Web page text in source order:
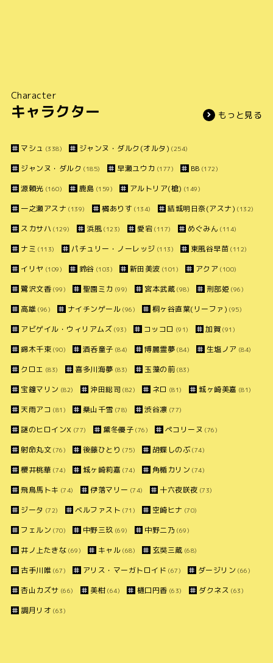
Character
キャラクター もっと見る
マシュ (338) ジャンヌ・ダルク(オルタ) (254)
ジャンヌ・ダルク (185) 早瀬ユウカ (177) BB (172)
源頼光 (160) 鹿島 (159) アルトリア(槍) (149)
一之瀬アスナ (139) 橘ありす (134) 結城明日奈(アスナ) (132)
スカサハ (129) 浜風 (123) 愛宕 (117) めぐみん (114)
ナミ (113) パチュリー・ノーレッジ (113) 東風谷早苗 (112)
イリヤ (109) 鈴谷 (103) 新田美波 (101) アクア (100)
鷺沢文香 (99) 聖園ミカ (99) 宮本武蔵 (98) 刑部姫 (96)
高雄 (96) ナイチンゲール (96) 桐ヶ谷直葉(リーファ) (95)
アビゲイル・ウィリアムズ (93) コッコロ (91) 加賀 (91)
錦木千束 (90) 酒呑童子 (84) 博麗霊夢 (84) 生塩ノア (84)
クロエ (83) 喜多川海夢 (83) 玉藻の前 (83)
宝鐘マリン (82) 沖田総司 (82) ネロ (81) 城ヶ崎美嘉 (81)
天雨アコ (81) 桑山千雪 (78) 渋谷凛 (77)
謎のヒロインX (77) 黛冬優子 (76) ペコリーヌ (76)
射命丸文 (76) 後藤ひとり (75) 胡蝶しのぶ(74)
櫻井桃華 (74) 城ヶ崎莉嘉 (74) 角楯カリン (74)
飛鳥馬トキ (74) 伊落マリー (74) 十六夜咲夜 (73)
ジータ (72) ベルファスト (71) 空崎ヒナ (70)
フェルン (70) 中野三玖 (69) 中野二乃 (69)
井ノ上たきな (69) キャル (68) 玄奘三蔵 (68)
古手川唯 (67) アリス・マーガトロイド (67) ダージリン (66)
杏山カズサ (66) 美柑 (64) 樋口円香 (63) ダクネス (63)
調月リオ (63)